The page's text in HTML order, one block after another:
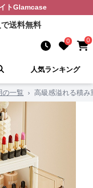
トGlamcase
送料無料
0 0
人気ランキング
の一覧 › 高級感溢れる積